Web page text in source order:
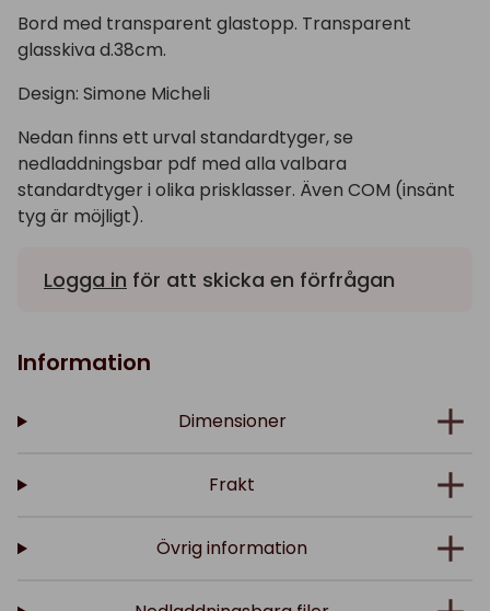
Bord med transparent glastopp. Transparent
glasskiva d.38cm.
Design: Simone Micheli
Nedan finns ett urval standardtyger, se
nedladdningsbar pdf med alla valbara
standardtyger i olika prisklasser. Även COM (insänt
tyg är möjligt).
Logga in för att skicka en förfrågan
Information
Dimensioner
Frakt
Övrig information